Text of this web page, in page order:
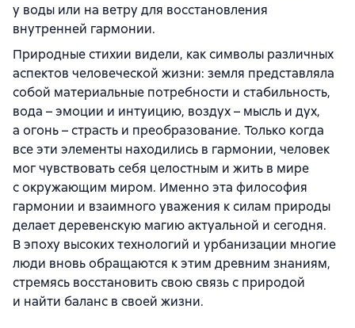
у воды или на ветру для восстановления
внутренней гармонии.
Природные стихии видели, как символы различных
аспектов человеческой жизни: земля представляла
собой материальные потребности и стабильность,
вода – эмоции и интуицию, воздух – мысль и дух,
а огонь – страсть и преобразование. Только когда
все эти элементы находились в гармонии, человек
мог чувствовать себя целостным и жить в мире
с окружающим миром. Именно эта философия
гармонии и взаимного уважения к силам природы
делает деревенскую магию актуальной и сегодня.
В эпоху высоких технологий и урбанизации многие
люди вновь обращаются к этим древним знаниям,
стремясь восстановить свою связь с природой
и найти баланс в своей жизни.